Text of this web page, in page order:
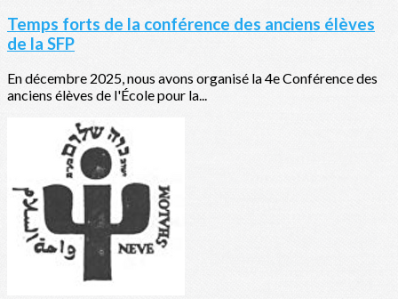
Temps forts de la conférence des anciens élèves
de la SFP
En décembre 2025, nous avons organisé la 4e Conférence des
anciens élèves de l'École pour la...